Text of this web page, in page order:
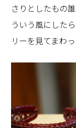
さりとしたもの
ういう風にした
リーを見てまわ